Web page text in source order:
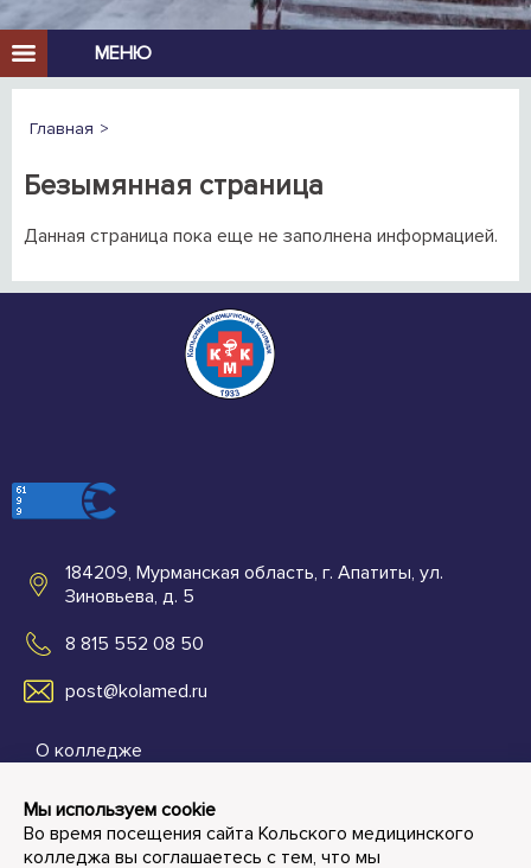
МЕНЮ
Главная
Безымянная страница
Данная страница пока еще не заполнена информацией.
Мы используем cookie
Во время посещения сайта Кольского медицинского
колледжа вы соглашаетесь с тем, что мы
184209, Мурманская область, г. Апатиты, ул.
Зиновьева, д. 5
8 815 552 08 50
post@kolamed.ru
О колледже
Абитуриентам
Студенту и преподавателю